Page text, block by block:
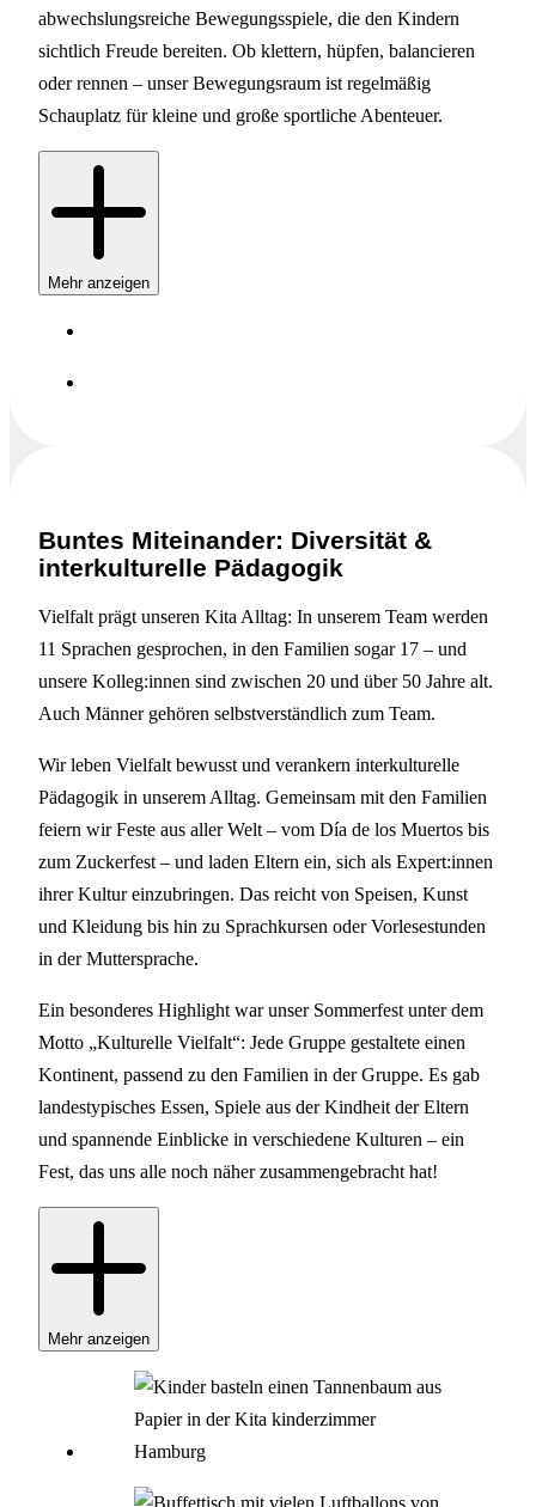
abwechslungsreiche Bewegungsspiele, die den Kindern
sichtlich Freude bereiten. Ob klettern, hüpfen, balancieren
oder rennen – unser Bewegungsraum ist regelmäßig
Schauplatz für kleine und große sportliche Abenteuer.
Mehr anzeigen
Buntes Miteinander: Diversität &
interkulturelle Pädagogik
Vielfalt prägt unseren Kita Alltag: In unserem Team werden
11 Sprachen gesprochen, in den Familien sogar 17 – und
unsere Kolleg:innen sind zwischen 20 und über 50 Jahre alt.
Auch Männer gehören selbstverständlich zum Team.
Wir leben Vielfalt bewusst und verankern interkulturelle
Pädagogik in unserem Alltag. Gemeinsam mit den Familien
feiern wir Feste aus aller Welt – vom Día de los Muertos bis
zum Zuckerfest – und laden Eltern ein, sich als Expert:innen
ihrer Kultur einzubringen. Das reicht von Speisen, Kunst
und Kleidung bis hin zu Sprachkursen oder Vorlesestunden
in der Muttersprache.
Ein besonderes Highlight war unser Sommerfest unter dem
Motto „Kulturelle Vielfalt“: Jede Gruppe gestaltete einen
Kontinent, passend zu den Familien in der Gruppe. Es gab
landestypisches Essen, Spiele aus der Kindheit der Eltern
und spannende Einblicke in verschiedene Kulturen – ein
Fest, das uns alle noch näher zusammengebracht hat!
Mehr anzeigen